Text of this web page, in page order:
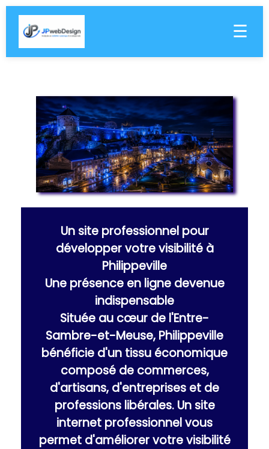
☰
Un site professionnel pour
développer votre visibilité à
Philippeville
Une présence en ligne devenue
indispensable
Située au cœur de l'Entre-
Sambre-et-Meuse, Philippeville
bénéficie d'un tissu économique
composé de commerces,
d'artisans, d'entreprises et de
professions libérales. Un site
internet professionnel vous
permet d'améliorer votre visibilité